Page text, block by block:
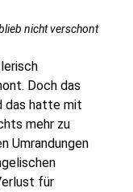
nicht verschont
Doch das
das hatte mit
mehr zu
Umrandungen
für